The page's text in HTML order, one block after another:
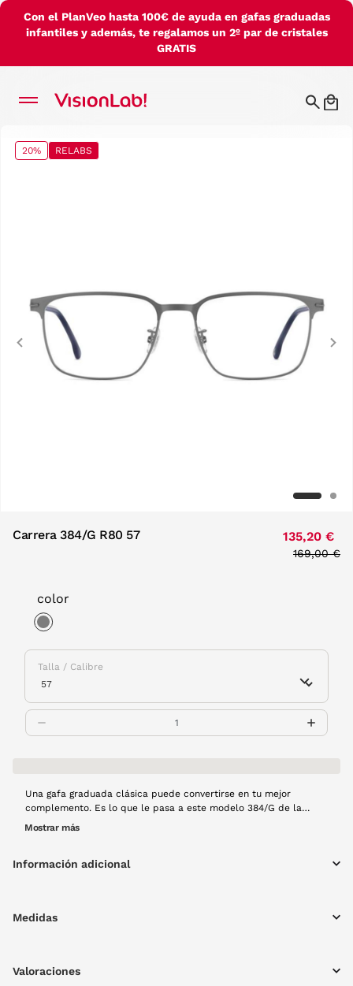
Con el PlanVeo hasta 100€ de ayuda en gafas graduadas
infantiles y además, te regalamos un 2º par de cristales
GRATIS
20% RELABS
Previous
Carrera 384/G R80 57 135,20 €
Price
169,00 €
color
Talla / Calibre
Una gafa graduada clásica puede convertirse en tu mejor
complemento. Es lo que le pasa a este modelo 384/G de la
marca Carrera. Forma rectangular en metal color gris que
Mostrar más
Información adicional
Medidas
Valoraciones